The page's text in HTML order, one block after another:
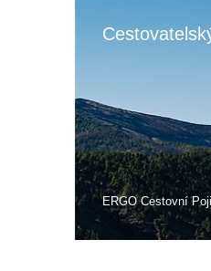
ERGO Cestovní